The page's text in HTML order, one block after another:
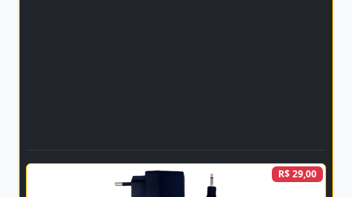
R$ 29,00